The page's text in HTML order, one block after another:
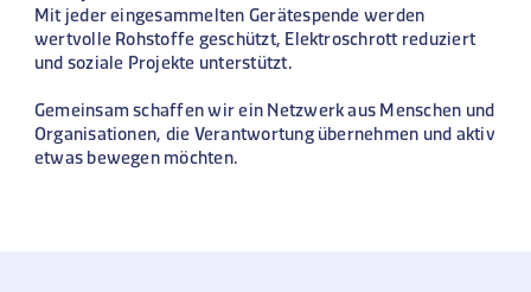
Mit jeder eingesammelten Gerätespende werden
wertvolle Rohstoffe geschützt, Elektroschrott reduziert
und soziale Projekte unterstützt.
Gemeinsam schaffen wir ein Netzwerk aus Menschen und
Organisationen, die Verantwortung übernehmen und aktiv
etwas bewegen möchten.